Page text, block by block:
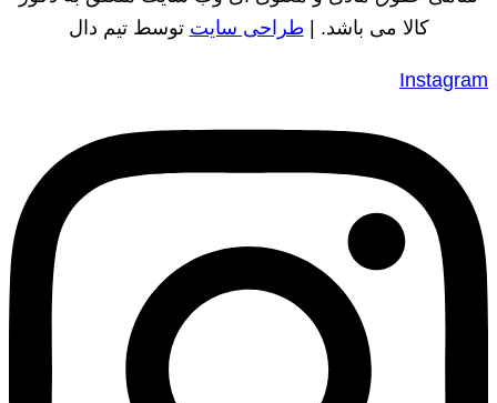
کالا می باشد. | طراحی سایت توسط تیم دال
Instagram